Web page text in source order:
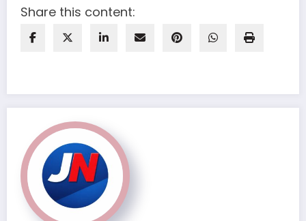
Share this content: